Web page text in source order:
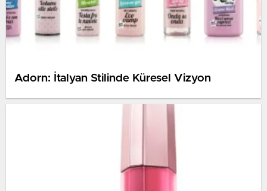
Adorn: İtalyan Stilinde Küresel Vizyon